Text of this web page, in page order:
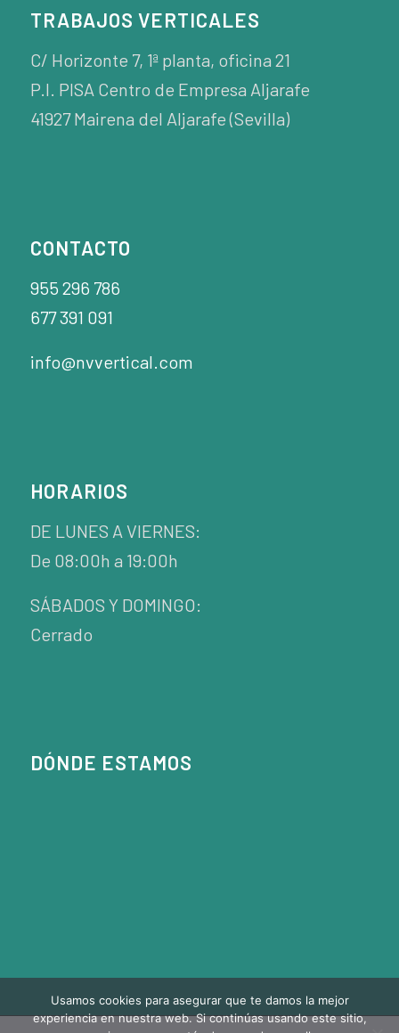
TRABAJOS VERTICALES
C/ Horizonte 7, 1ª planta, oficina 21
P.I. PISA Centro de Empresa Aljarafe
41927 Mairena del Aljarafe (Sevilla)
CONTACTO
955 296 786
677 391 091
info@nvvertical.com
HORARIOS
DE LUNES A VIERNES:
De 08:00h a 19:00h
SÁBADOS Y DOMINGO:
Cerrado
DÓNDE ESTAMOS
Usamos cookies para asegurar que te damos la mejor
experiencia en nuestra web. Si continúas usando este sitio,